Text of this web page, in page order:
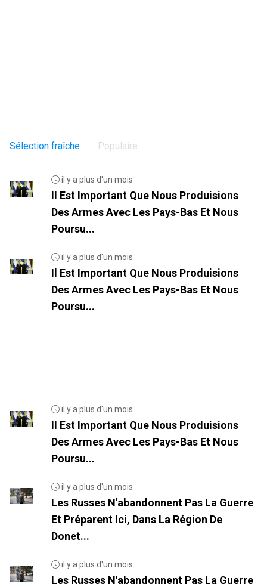
Sélection fraîche Populaire
il y a plus d'un mois
Il Est Important Que Nous Produisions
Des Armes Avec Les Pays-Bas Et Nous
Poursu...
il y a plus d'un mois
Il Est Important Que Nous Produisions
Des Armes Avec Les Pays-Bas Et Nous
Poursu...
il y a plus d'un mois
Il Est Important Que Nous Produisions
Des Armes Avec Les Pays-Bas Et Nous
Poursu...
il y a plus d'un mois
Les Russes N'abandonnent Pas La Guerre
Et Préparent Ici, Dans La Région De
Donet...
il y a plus d'un mois
Les Russes N'abandonnent Pas La Guerre